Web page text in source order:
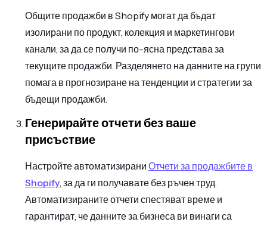
Общите продажби в Shopify могат да бъдат
изолирани по продукт, колекция и маркетингови
канали, за да се получи по-ясна представа за
текущите продажби. Разделянето на данните на групи
помага в прогнозиране на тенденции и стратегии за
бъдещи продажби.
Генерирайте отчети без ваше
присъствие
Настройте автоматизирани Отчети за продажбите в
Shopify, за да ги получавате без ръчен труд.
Автоматизираните отчети спестяват време и
гарантират, че данните за бизнеса ви винаги са